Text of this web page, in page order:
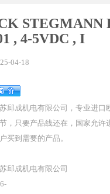
STEGMANN
, 4-5VDC , I
04-18
邱成机电有限公司，专业进口
，只要产品线还在，国家允许
买到需要的产品。
邱成机电有限公司